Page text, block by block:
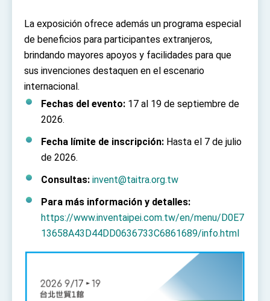
Implementation Act
President Lai delivers 2025 National Day
Address
Presidential Inauguration Speech
Major speeches
Important Remarks of the Ministry of Foreign
Affairs
cooperation
La exposición ofrece además un programa especial
de beneficios para participantes extranjeros,
brindando mayores apoyos y facilidades para que
sus invenciones destaquen en el escenario
internacional.
Fechas del evento: 17 al 19 de septiembre de
2026.
Fecha límite de inscripción: Hasta el 7 de julio
de 2026.
Consultas: invent@taitra.org.tw
Para más información y detalles:
https://www.inventaipei.com.tw/en/menu/D0E7
13658A43D44DD0636733C6861689/info.html